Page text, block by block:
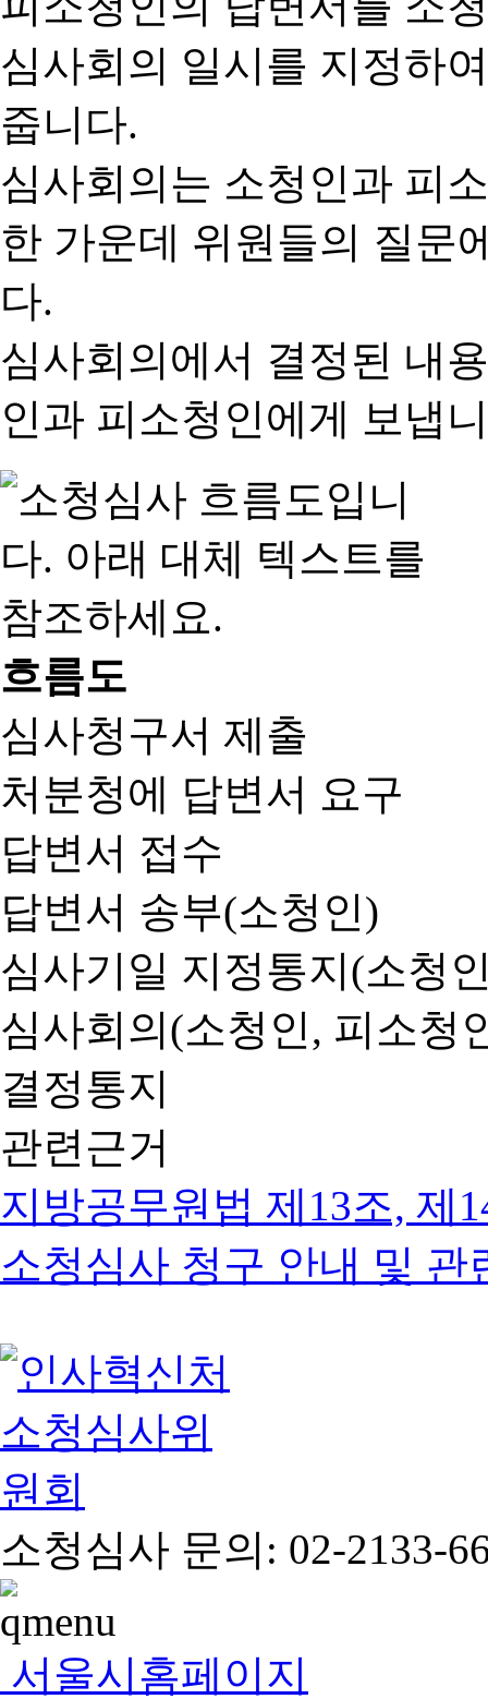
심사회의 일시를 지정하
줍니다.
심사회의는 소청인과 피
한 가운데 위원들의 질문
다.
심사회의에서 결정된 내
인과 피소청인에게 보냅
흐름도
심사청구서 제출
처분청에 답변서 요구
답변서 접수
답변서 송부(소청인)
심사기일 지정통지(소청
심사회의(소청인, 피소청
결정통지
관련근거
지방공무원법 제13조, 제
소청심사 청구 안내 및 관
소청심사 문의: 02-2133-
서울시홈페이지